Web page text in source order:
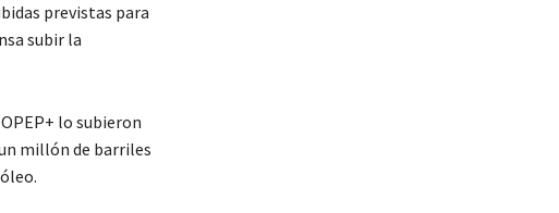
previstas para
subir la
lo subieron
millón de barriles